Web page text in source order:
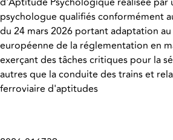
psychologue qualifiés conformément
du 24 mars 2026 portant adaptation
européenne de la réglementation en
exerçant des tâches critiques pour la
autres que la conduite des trains et
ferroviaire d'aptitudes